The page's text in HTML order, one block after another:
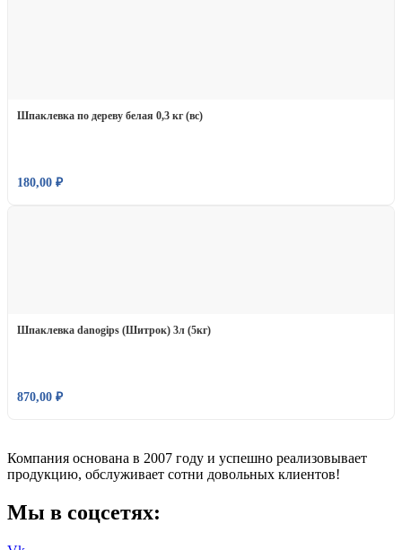
Шпаклевка по дереву белая 0,3 кг (вс)
180,00 ₽
Шпаклевка danogips (Шитрок) 3л (5кг)
870,00 ₽
Компания основана в 2007 году и успешно реализовывает
продукцию, обслуживает сотни довольных клиентов!
Мы в соцсетях: